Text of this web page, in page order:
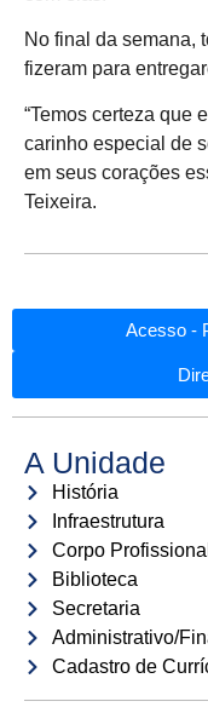
No final da semana,
fizeram para
“Temos certeza que
carinho especial de
em seus corações
Teixeira.
Acesso -
A Unidade
História
Infraestrutura
Corpo Profissional
Biblioteca
Secretaria
Administrativo/
Cadastro de